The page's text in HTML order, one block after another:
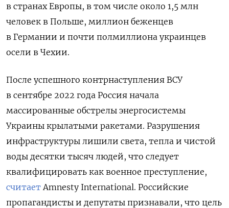
в странах Европы, в том числе около 1,5 млн
человек в Польше, миллион беженцев
в Германии и почти полмиллиона украинцев
осели в Чехии.
После успешного контрнаступления ВСУ
в сентябре 2022 года Россия начала
массированные обстрелы энергосистемы
Украины крылатыми ракетами. Разрушения
инфраструктуры лишили света, тепла и чистой
воды десятки тысяч людей, что следует
квалифицировать как военное преступление,
считает Amnesty International. Российские
пропагандисты и депутаты признавали, что цель